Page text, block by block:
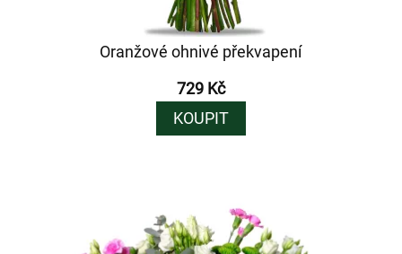
Oranžové ohnivé překvapení
729 Kč
KOUPIT